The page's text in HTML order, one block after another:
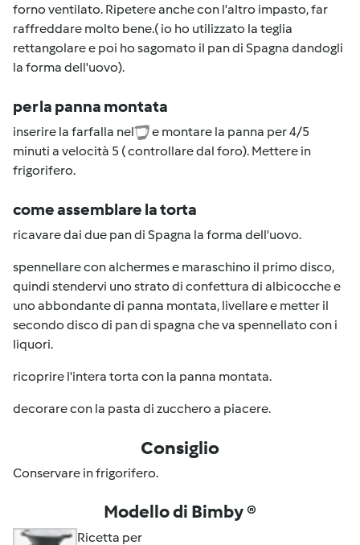
forno ventilato. Ripetere anche con l'altro impasto, far
raffreddare molto bene.( io ho utilizzato la teglia
rettangolare e poi ho sagomato il pan di Spagna dandogli
la forma dell'uovo).
per la panna montata
inserire la farfalla nel
e montare la panna per 4/5
minuti a velocità 5 ( controllare dal foro). Mettere in
frigorifero.
come assemblare la torta
ricavare dai due pan di Spagna la forma dell'uovo.
spennellare con alchermes e maraschino il primo disco,
quindi stendervi uno strato di confettura di albicocche e
uno abbondante di panna montata, livellare e metter il
secondo disco di pan di spagna che va spennellato con i
liquori.
ricoprire l'intera torta con la panna montata.
decorare con la pasta di zucchero a piacere.
Consiglio
Conservare in frigorifero.
Modello di Bimby ®
Ricetta per